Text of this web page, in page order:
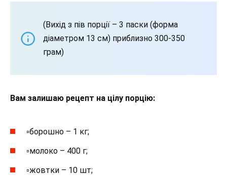
(Вихід з пів порції – 3 паски (форма
діаметром 13 см) приблизно 300-350
грам)
Вам залишаю рецепт на цілу порцію:
▫️борошно – 1 кг;
▫️молоко – 400 г;
▫️жовтки – 10 шт;